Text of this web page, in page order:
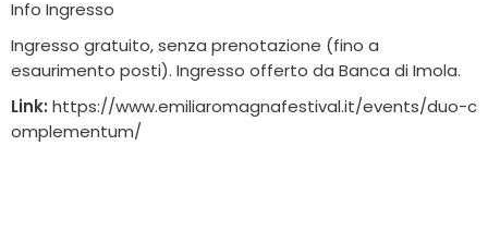
Info Ingresso
Ingresso gratuito, senza prenotazione (fino a
esaurimento posti). Ingresso offerto da Banca di Imola.
Link: https://www.emiliaromagnafestival.it/events/duo-c
omplementum/